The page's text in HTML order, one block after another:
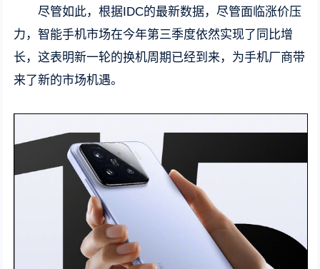
尽管如此，根据IDC的最新数据，尽管面临涨价压
力，智能手机市场在今年第三季度依然实现了同比增
长，这表明新一轮的换机周期已经到来，为手机厂商带
来了新的市场机遇。